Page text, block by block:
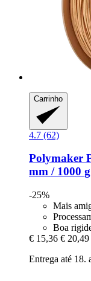
Carrinho
4.7 (62)
Polymaker
mm / 1000 g
-25%
Mais
Boa
€ 15,36 € 20,49
Entrega até 18.